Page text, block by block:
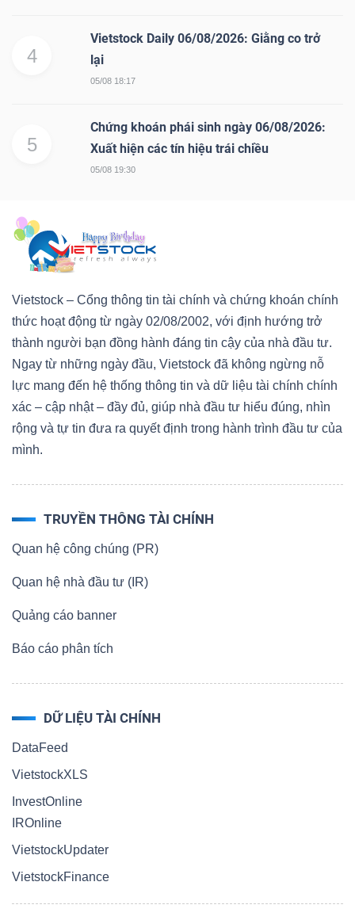
4
Vietstock Daily 06/08/2026: Giằng co trở
lại
05/08 18:17
5
Chứng khoán phái sinh ngày 06/08/2026:
Xuất hiện các tín hiệu trái chiều
05/08 19:30
Vietstock – Cổng thông tin tài chính và chứng khoán chính
thức hoạt động từ ngày 02/08/2002, với định hướng trở
thành người bạn đồng hành đáng tin cậy của nhà đầu tư.
Ngay từ những ngày đầu, Vietstock đã không ngừng nỗ
lực mang đến hệ thống thông tin và dữ liệu tài chính chính
xác – cập nhật – đầy đủ, giúp nhà đầu tư hiểu đúng, nhìn
rộng và tự tin đưa ra quyết định trong hành trình đầu tư của
mình.
TRUYỀN THÔNG TÀI CHÍNH
Quan hệ công chúng (PR)
Quan hệ nhà đầu tư (IR)
Quảng cáo banner
Báo cáo phân tích
DỮ LIỆU TÀI CHÍNH
DataFeed
VietstockXLS
InvestOnline
IROnline
VietstockUpdater
VietstockFinance